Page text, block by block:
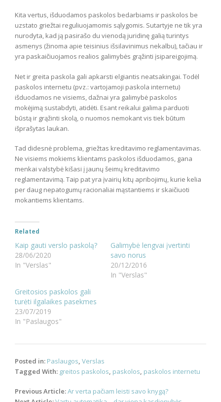
Kita vertus, išduodamos paskolos bedarbiams ir paskolos be
uzstato griežtai reguliuojamomis sąlygomis. Sutartyje ne tik yra
nurodyta, kad ją pasirašo du vienodą juridinę galią turintys
asmenys (žinoma apie teisinius išsilavinimus nekalbu), tačiau ir
yra paskaičiuojamos realios galimybės grąžinti įsipareigojimą.
Net ir greita paskola gali apkarsti elgiantis neatsakingai. Todėl
paskolos internetu (pvz.: vartojamoji paskola internetu)
išduodamos ne visiems, dažnai yra galimybė paskolos
mokėjimą sustabdyti, atidėti. Esant reikalui galima parduoti
būstą ir grąžinti skolą, o nuomos nemokant vis tiek būtum
išprašytas laukan.
Tad didesnė problema, griežtas kreditavimo reglamentavimas.
Ne visiems mokiems klientams paskolos išduodamos, gana
menkai valstybė kišasi į jaunų šeimų kreditavimo
reglamentavimą. Taip pat yra įvairių kitų apribojimų, kurie kelia
per daug nepatogumų racionaliai mąstantiems ir skaičiuoti
mokantiems klientams.
Related
Kaip gauti verslo paskolą?
28/06/2020
In "Verslas"
Galimybė lengvai įvertinti
savo norus
20/12/2016
In "Verslas"
Greitosios paskolos gali
turėti ilgalaikes pasekmes
23/07/2019
In "Paslaugos"
Posted in: Paslaugos Verslas
Tagged With: greitos paskolos paskolos paskolos internetu
Post
Previous Article:Ar verta pačiam leisti savo knygą?